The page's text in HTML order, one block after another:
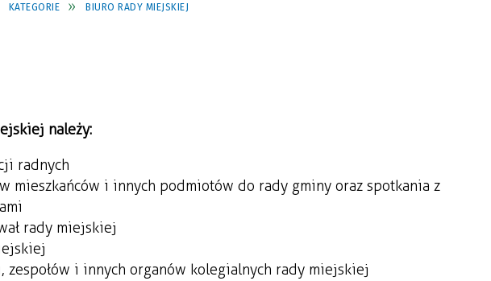
KATEGORIE BIURO RADY MIEJSKIEJ
należy:
radnych
mieszkańców i innych podmiotów do rady gminy oraz spotkania z
rady miejskiej
zespołów i innych organów kolegialnych rady miejskiej